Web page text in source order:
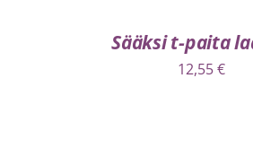
Sääksi t-paita
12,55€